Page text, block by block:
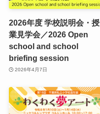
2026年度 学校説明会・授
業見学会／2026 Open
school and school
briefing session
2026年4月7日